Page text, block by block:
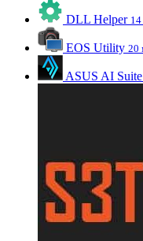
DLL Helper
EOS Utility 20
ASUS AI Suite